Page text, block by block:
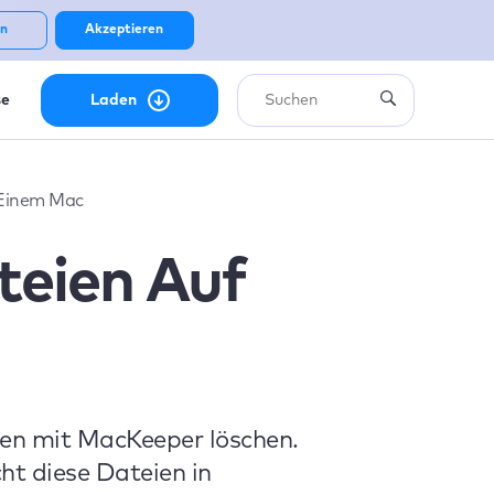
Laden
Mac
Auf
mit MacKeeper löschen.
diese Dateien in
Akzeptieren